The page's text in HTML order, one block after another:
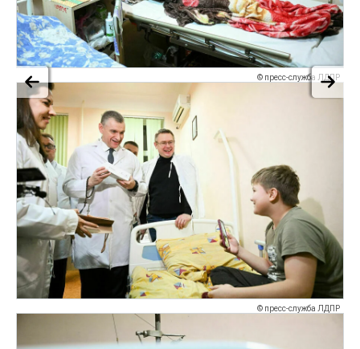
© пресс-служба ЛДПР
© пресс-служба ЛДПР